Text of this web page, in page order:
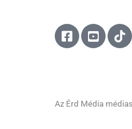
F
a
o
Y
o
e
T
i
Az Érd Média